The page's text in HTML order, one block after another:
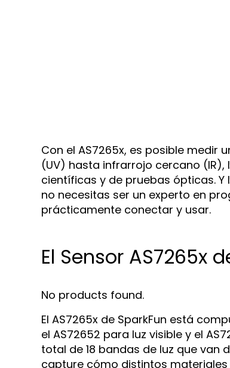
Con el AS7265x, es posible medir
(UV) hasta infrarrojo cercano
científicas y de pruebas ópticas.
no necesitas ser un experto en
prácticamente conectar y usar.
El Sensor AS7265x
No products found.
El AS7265x de SparkFun está
el AS72652 para luz visible y el
total de 18 bandas de luz que van
capture cómo distintos